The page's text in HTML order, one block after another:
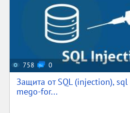
758 0
Защита от SQL (injection),
mego-for...